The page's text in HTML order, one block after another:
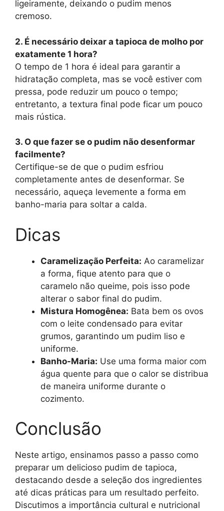
ligeiramente, deixando o pudim menos
cremoso.
2. É necessário deixar a tapioca de molho por
exatamente 1 hora?
O tempo de 1 hora é ideal para garantir a
hidratação completa, mas se você estiver com
pressa, pode reduzir um pouco o tempo;
entretanto, a textura final pode ficar um pouco
mais rústica.
3. O que fazer se o pudim não desenformar
facilmente?
Certifique-se de que o pudim esfriou
completamente antes de desenformar. Se
necessário, aqueça levemente a forma em
banho-maria para soltar a calda.
Dicas
Caramelização Perfeita: Ao caramelizar
a forma, fique atento para que o
caramelo não queime, pois isso pode
alterar o sabor final do pudim.
Mistura Homogênea: Bata bem os ovos
com o leite condensado para evitar
grumos, garantindo um pudim liso e
uniforme.
Banho-Maria: Use uma forma maior com
água quente para que o calor se distribua
de maneira uniforme durante o
cozimento.
Conclusão
Neste artigo, ensinamos passo a passo como
preparar um delicioso pudim de tapioca,
destacando desde a seleção dos ingredientes
até dicas práticas para um resultado perfeito.
Discutimos a importância cultural e nutricional